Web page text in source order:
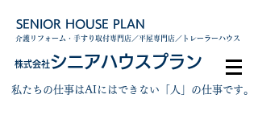
SENIOR HOUSE PLAN
介護リフォーム・手すり取付専門店／平屋専門店／トレーラーハウス
株式会社シニアハウスプラン
私たちの仕事はAIにはできない「人」の仕事です。